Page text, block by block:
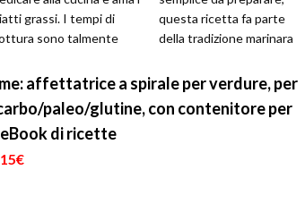
grassi. I tempi di
sono talmente
...
questa ricetta fa parte
della tradizione marinara
affettatrice a spirale per verdure, per
paleo/glutine, con contenitore per
di ricette